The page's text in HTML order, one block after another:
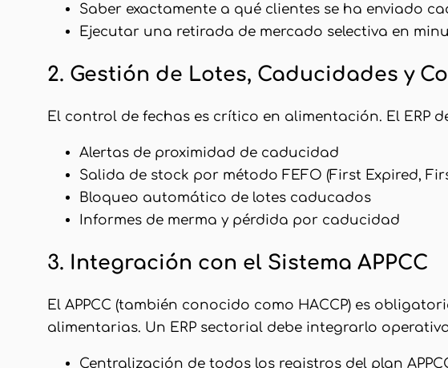
Saber exactamente a qué clientes se ha enviado
Ejecutar una retirada de mercado selectiva en
2. Gestión de Lotes, Caducidades y
El control de fechas es crítico en alimentación. El ERP
Alertas de proximidad de caducidad
Salida de stock por método FEFO (First Expired,
Bloqueo automático de lotes caducados
Informes de merma y pérdida por caducidad
3. Integración con el Sistema APPCC
El APPCC (también conocido como HACCP) es
alimentarias. Un ERP sectorial debe integrarlo
Centralización de todos los registros del plan